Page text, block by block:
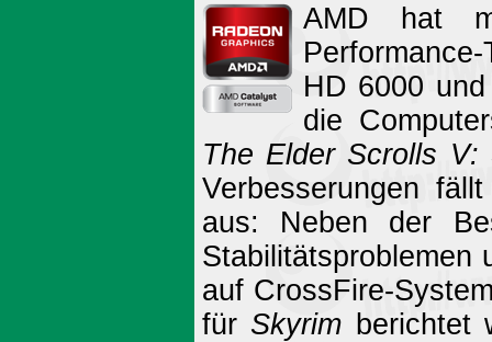
AMD hat
HD 6000
die
The Elder Scrolls V:
Verbesserungen
aus: Neben der
Stabilitätsproblemen
auf CrossFire-
für Skyrim berichtet